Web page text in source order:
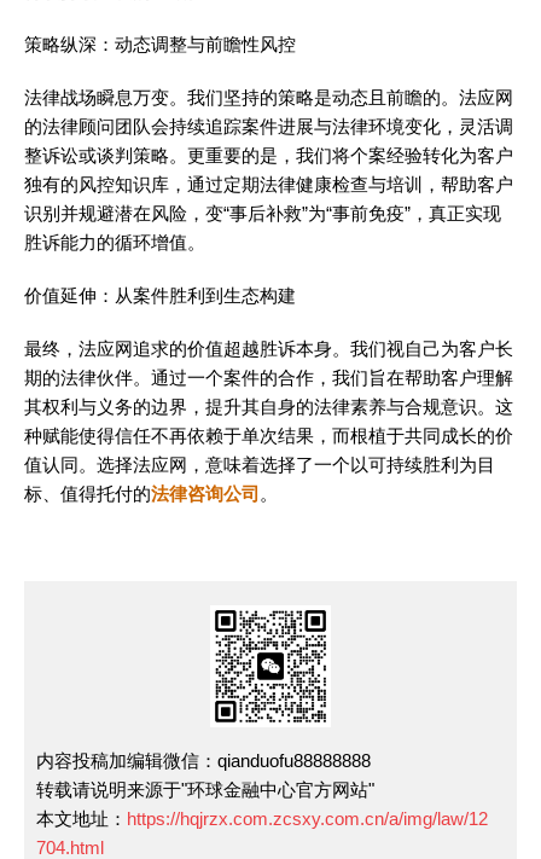
策略纵深：动态调整与前瞻性风控
法律战场瞬息万变。我们坚持的策略是动态且前瞻的。法应网
的法律顾问团队会持续追踪案件进展与法律环境变化，灵活调
整诉讼或谈判策略。更重要的是，我们将个案经验转化为客户
独有的风控知识库，通过定期法律健康检查与培训，帮助客户
识别并规避潜在风险，变“事后补救”为“事前免疫”，真正实现
胜诉能力的循环增值。
价值延伸：从案件胜利到生态构建
最终，法应网追求的价值超越胜诉本身。我们视自己为客户长
期的法律伙伴。通过一个案件的合作，我们旨在帮助客户理解
其权利与义务的边界，提升其自身的法律素养与合规意识。这
种赋能使得信任不再依赖于单次结果，而根植于共同成长的价
值认同。选择法应网，意味着选择了一个以可持续胜利为目
标、值得托付的法律咨询公司 。
内容投稿加编辑微信：qianduofu88888888
转载请说明来源于"环球金融中心官方网站"
本文地址： https://hqjrzx.com.zcsxy.com.cn/a/img/law/12
704.html